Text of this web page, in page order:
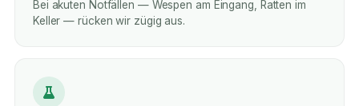
Bei akuten Notfällen — Wespen am Eingang, Ratten im
Keller — rücken wir zügig aus.